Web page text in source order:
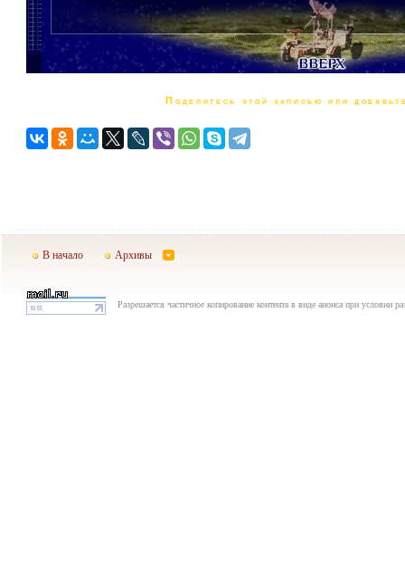
Поделитесь этой записью или
В начало Архивы
Разрешается частичное копирование контента в виде анонса при условии